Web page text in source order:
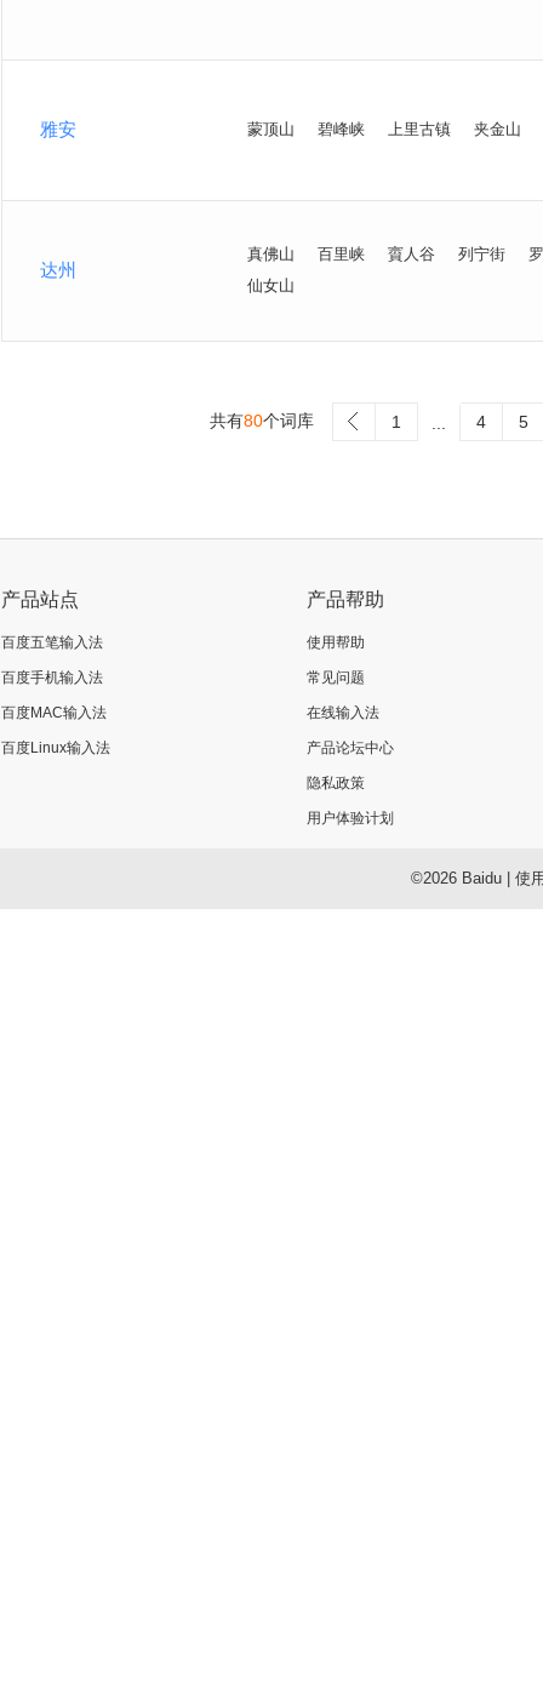
雅安 蒙顶山 碧峰峡 上里古镇 夹金山
达州
真佛山 百里峡 賨人谷 列宁街
仙女山
共有80个词库 1 4 5
产品站点
百度五笔输入法
百度手机输入法
百度MAC输入法
百度Linux输入法
产品帮助
使用帮助
常见问题
在线输入法
产品论坛中心
隐私政策
用户体验计划
©2026 Baidu| 使